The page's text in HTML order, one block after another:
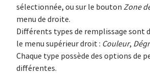
sélectionnée, ou sur le bouton Zone
menu de droite.
Différents types de remplissage sont
le menu supérieur droit : Couleur,
Chaque type possède des options de
différentes.